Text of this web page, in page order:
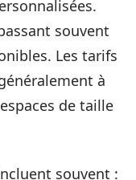
souvent
Les tarifs
à
de taille
souvent :